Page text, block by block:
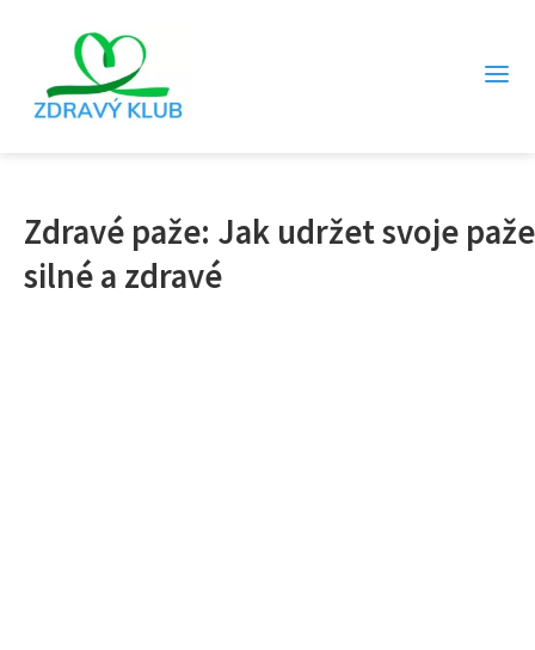
Zdravé paže: Jak udržet svoje paže
silné a zdravé